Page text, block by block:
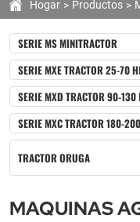
Mejora
de
tu
Productividad
Hogar Productos
SERIE MS MINITRACTOR
SERIE MXE TRACTOR 25-70
SERIE MXD TRACTOR 90-130
SERIE MXC TRACTOR 180-
TRACTOR ORUGA
MAQUINAS